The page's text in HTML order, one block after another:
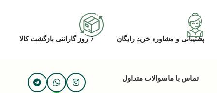
پشتیبانی و مشاوره خرید رایگان 7 روز گارانتی بازگشت کالا
تماس با ماسوالات متداول